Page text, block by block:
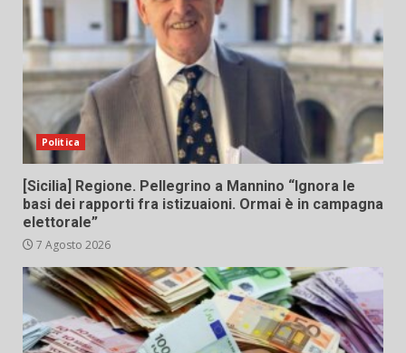
Politica
[Sicilia] Regione. Pellegrino a Mannino “Ignora le
basi dei rapporti fra istizuaioni. Ormai è in campagna
elettorale”
7 Agosto 2026